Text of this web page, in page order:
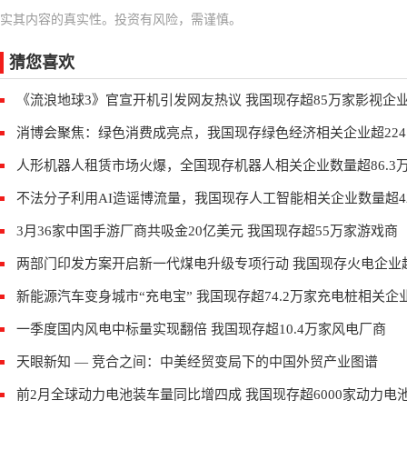
实其内容的真实性。投资有风险，需谨慎。
猜您喜欢
《流浪地球3》官宣开机引发网友热议 我国现存超85万家影视企
消博会聚焦：绿色消费成亮点，我国现存绿色经济相关企业超
人形机器人租赁市场火爆，全国现存机器人相关企业数量超86.3
不法分子利用AI造谣博流量，我国现存人工智能相关企业数量超
3月36家中国手游厂商共吸金20亿美元 我国现存超55万家游戏商
两部门印发方案开启新一代煤电升级专项行动 我国现存火电企业
新能源汽车变身城市“充电宝” 我国现存超74.2万家充电桩相关企
一季度国内风电中标量实现翻倍 我国现存超10.4万家风电厂商
天眼新知 — 竞合之间：中美经贸变局下的中国外贸产业图谱
前2月全球动力电池装车量同比增四成 我国现存超6000家动力电